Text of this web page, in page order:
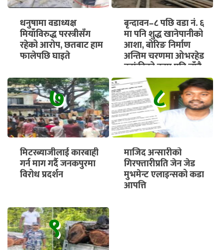
धनुषामा वडाध्यक्ष
मियाँविरुद्ध परस्त्रीसँग
रहेको आरोप, छतबाट हाम
फालेपछि घाइते
बृन्दावन–८ पछि वडा नं. ६
मा पनि शुद्ध खानेपानीको
आशा, बोरिङ निर्माण
अन्तिम चरणमा ओभरहेड
ट्यांकीको काम पनि चाँडै
सुरु हुने
७
मिटरब्याजीलाई कारबाही
गर्न माग गर्दै जनकपुरमा
विरोध प्रदर्शन
८
माजिद अन्सारीको
गिरफ्तारीप्रति जेन जेड
मुभमेन्ट एलाइन्सको कडा
आपत्ति
९